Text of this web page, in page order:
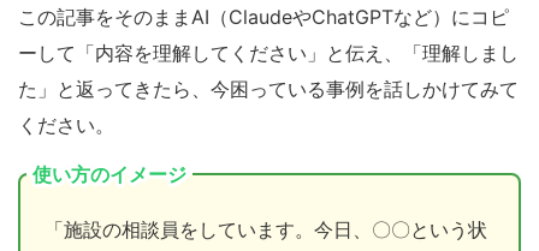
この記事をそのままAI（ClaudeやChatGPTなど）にコピ
ーして「内容を理解してください」と伝え、「理解しまし
た」と返ってきたら、今困っている事例を話しかけてみて
ください。
使い方のイメージ
「施設の相談員をしています。今日、〇〇という状